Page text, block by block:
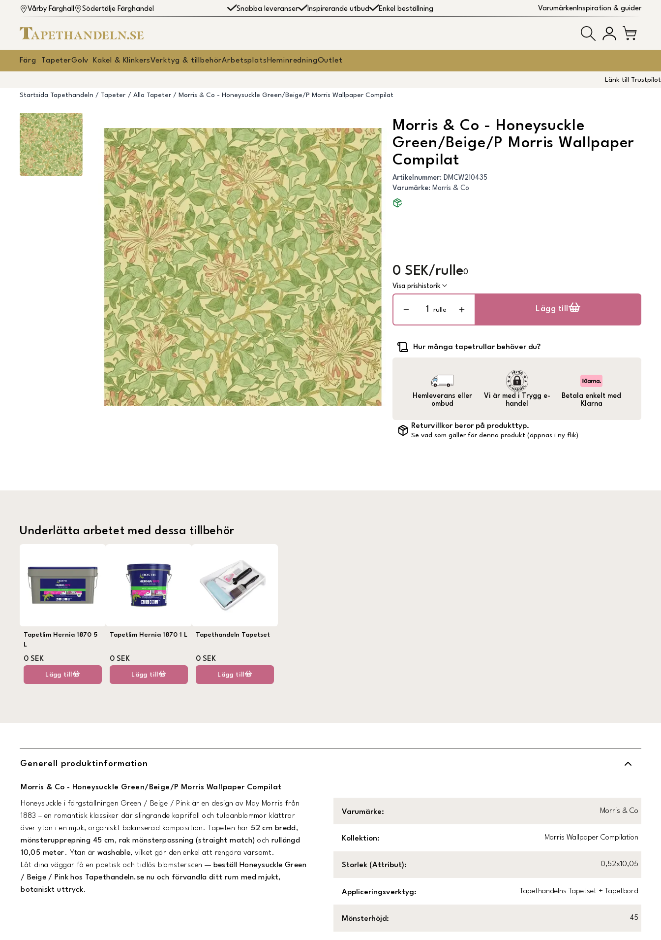
Vårby Färghall Södertälje Färghandel Snabba leveranser Inspirerande utbud Enkel beställning VarumärkenInspiration & guider
Färg TapeterGolv Kakel & KlinkersVerktyg & tillbehörArbetsplats HeminredningOutlet
Länk till Trustpilot
Startsida Tapethandeln Tapeter Alla Tapeter Morris & Co - Honeysuckle Green/Beige/P Morris Wallpaper Compilat
Morris & Co - Honeysuckle
Green/Beige/P Morris Wallpaper
Compilat
Artikelnummer: DMCW210435
Varumärke: Morris & Co
0 SEK/rulle0
Visa prishistorik
rulle Lägg till
Hur många tapetrullar behöver du?
Hemleverans eller
ombud
Vi är med i Trygg e-
handel
Betala enkelt med
Klarna
Returvillkor beror på produkttyp.
Se vad som gäller för denna produkt (öppnas i ny flik)
Underlätta arbetet med dessa tillbehör
Tapetlim Hernia 1870 5
L
0 SEK
Lägg till
Tapetlim Hernia 1870 1 L
0 SEK
Lägg till
Tapethandeln Tapetset
0 SEK
Lägg till
Generell produktinformation
Morris & Co - Honeysuckle Green/Beige/P Morris Wallpaper Compilat
Honeysuckle i färgställningen Green / Beige / Pink är en design av May Morris från
1883 – en romantisk klassiker där slingrande kaprifoll och tulpanblommor klättrar
över ytan i en mjuk, organiskt balanserad komposition. Tapeten har 52 cm bredd ,
mönsterupprepning 45 cm, rak mönsterpassning (straight match) och rullängd
10,05 meter. Ytan är washable, vilket gör den enkel att rengöra varsamt.
Låt dina väggar få en poetisk och tidlös blomsterscen — beställ Honeysuckle Green
/ Beige / Pink hos Tapethandeln.se nu och förvandla ditt rum med mjukt,
botaniskt uttryck.
Varumärke: Morris & Co
Kollektion: Morris Wallpaper Compilation
Storlek (Attribut): 0,52x10,05
Appliceringsverktyg: Tapethandelns Tapetset + Tapetbord
Mönsterhöjd: 45